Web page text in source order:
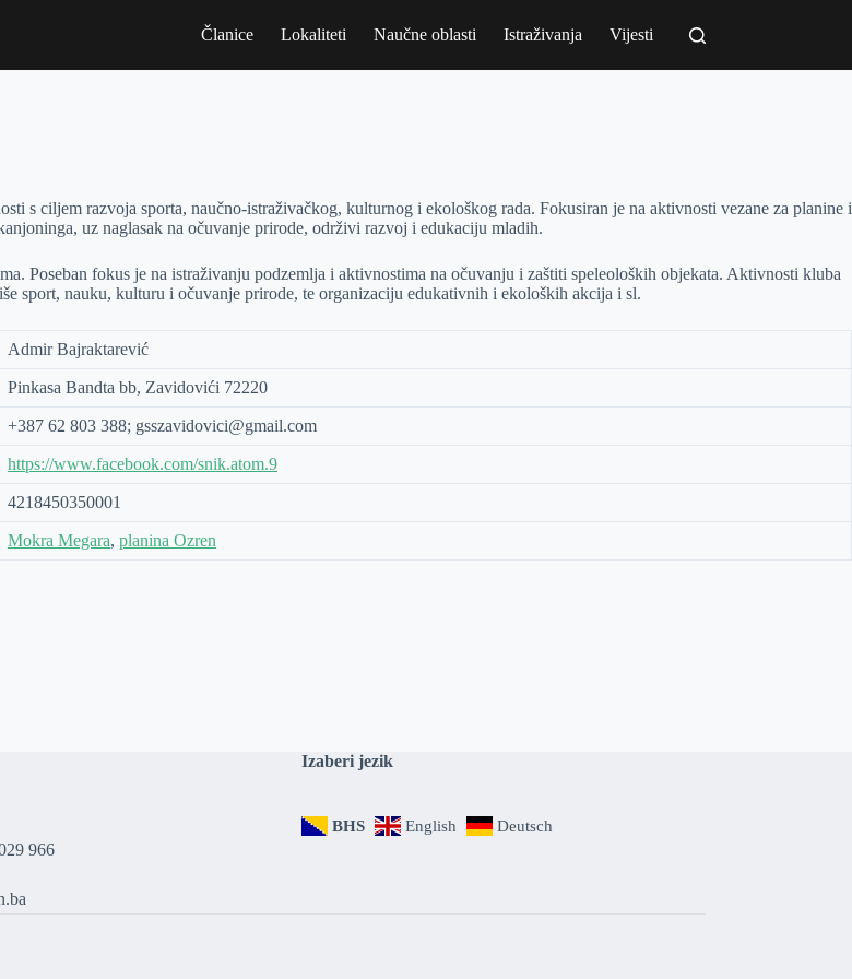
Članice Lokaliteti Naučne oblasti Istraživanja Vijesti
s ciljem razvoja sporta, naučno-istraživačkog, kulturnog i ekološkog rada. Fokusiran je na aktivnosti vezane za planine i
uz naglasak na očuvanje prirode, održivi razvoj i edukaciju mladih.
Poseban fokus je na istraživanju podzemlja i aktivnostima na očuvanju i zaštiti speleoloških objekata. Aktivnosti kluba
sport, nauku, kulturu i očuvanje prirode, te organizaciju edukativnih i ekoloških akcija i sl.
Admir Bajraktarević
Pinkasa Bandta bb, Zavidovići 72220
+387 62 803 388; gsszavidovici@gmail.com
https://www.facebook.com/snik.atom.9
4218450350001
Mokra Megara, planina Ozren
966
Izaberi jezik
BHS English Deutsch